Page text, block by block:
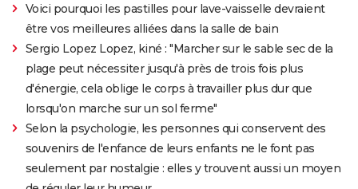
Voici pourquoi les pastilles pour lave-vaisselle devraient
être vos meilleures alliées dans la salle de bain
Sergio Lopez Lopez, kiné : "Marcher sur le sable sec de la
plage peut nécessiter jusqu'à près de trois fois plus
d'énergie, cela oblige le corps à travailler plus dur que
lorsqu'on marche sur un sol ferme"
Selon la psychologie, les personnes qui conservent des
souvenirs de l'enfance de leurs enfants ne le font pas
seulement par nostalgie : elles y trouvent aussi un moyen